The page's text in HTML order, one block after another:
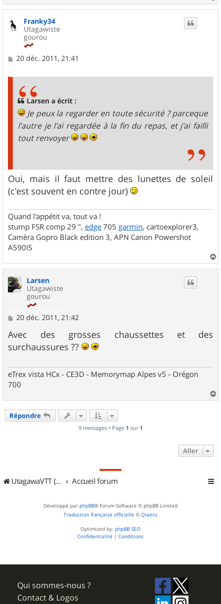
a
u
Franky34
Utagawiste
gourou
M
20 déc. 2011, 21:41
Larsen a écrit :
Je peux la regarder en toute sécurité ? parceque
l'autre je l'ai regardée à la fin du repas, et j'ai failli
tout renvoyer
Oui, mais il faut mettre des lunettes de soleil
(c'est souvent en contre jour)
Quand l'appétit va, tout va !
stump FSR comp 29 ", edge 705 garmin, cartoexplorer3,
Camèra Gopro Black edition 3, APN Canon Powershot
A590IS
a
Larsen
Utagawiste
gourou
M
s
s
a
20 déc. 2011, 21:42
Avec des grosses chaussettes et des
surchaussures ??
eTrex vista HCx - CE3D - Memorymap Alpes v5 - Orégon
700
a
Répondre
9 messages • Page 1 sur 1
Aller
UtagawaVTT (Randos VTT et VTTAE avec traces GPS) Accueil forum
Développé par phpBB® Forum Software © phpBB Limited
Traduction française officielle © Qiaeru
Optimized by: phpBB SEO
Confidentialité | Conditions
Qui sommes-nous ?
Contact & Logos